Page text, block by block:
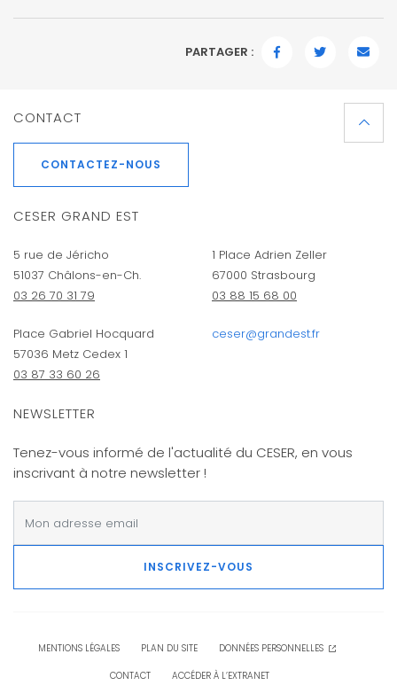
PARTAGER :
CONTACT
CONTACTEZ-NOUS
CESER GRAND EST
5 rue de Jéricho
51037 Châlons-en-Ch.
03 26 70 31 79
Place Gabriel Hocquard
57036 Metz Cedex 1
03 87 33 60 26
1 Place Adrien Zeller
67000 Strasbourg
03 88 15 68 00
ceser@grandest.fr
NEWSLETTER
Tenez-vous informé de l'actualité du CESER, en vous
inscrivant à notre newsletter !
INSCRIVEZ-VOUS
MENTIONS LÉGALES PLAN DU SITE DONNÉES PERSONNELLES
CONTACT ACCÉDER À L’EXTRANET